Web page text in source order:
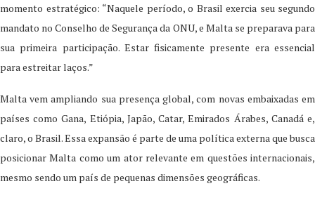
momento estratégico: “Naquele período, o Brasil exercia seu segundo
mandato no Conselho de Segurança da ONU, e Malta se preparava para
sua primeira participação. Estar fisicamente presente era essencial
para estreitar laços.”
Malta vem ampliando sua presença global, com novas embaixadas em
países como Gana, Etiópia, Japão, Catar, Emirados Árabes, Canadá e,
claro, o Brasil. Essa expansão é parte de uma política externa que busca
posicionar Malta como um ator relevante em questões internacionais,
mesmo sendo um país de pequenas dimensões geográficas.